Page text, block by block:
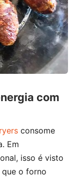
com
consome
Em
isso é visto
o forno